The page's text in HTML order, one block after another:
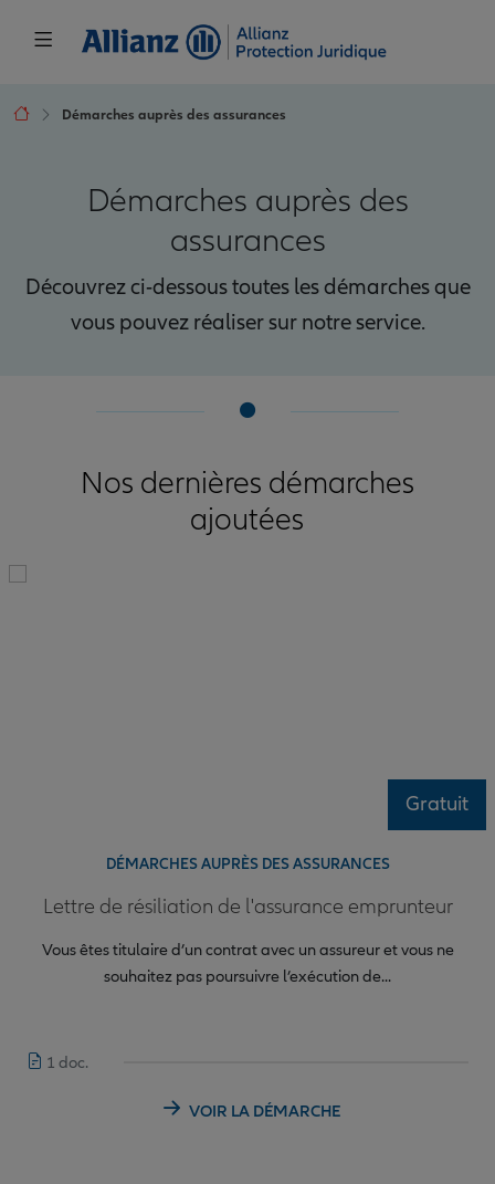
Démarches auprès des assurances
Démarches auprès des
assurances
Découvrez ci-dessous toutes les démarches que
vous pouvez réaliser sur notre service.
Nos dernières démarches
ajoutées
Gratuit
DÉMARCHES AUPRÈS DES ASSURANCES
Lettre de résiliation de l'assurance emprunteur
Vous êtes titulaire d’un contrat avec un assureur et vous ne
souhaitez pas poursuivre l’exécution de...
1 doc.
VOIR LA DÉMARCHE